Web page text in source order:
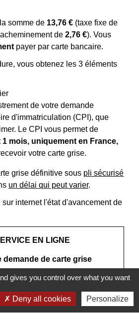
somme de 13,76 € (taxe fixe de
de 2,76 €). Vous
payer par carte bancaire.
vous obtenez les 3 éléments
de votre demande
d'immatriculation (CPI), que
Le CPI vous permet de
1 mois, uniquement en France,
votre carte grise.
grise définitive sous pli sécurisé
un délai qui peut varier.
internet l'état d'avancement de
EN LIGNE
demande de carte grise
au service en ligneopen_in_new
des titres sécurisés (ANTS)
gives you control over what you want
Deny all cookies Personalize